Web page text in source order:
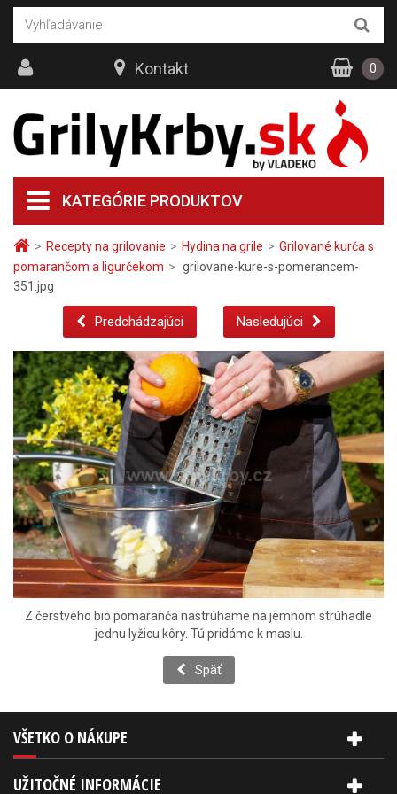
> Recepty na grilovanie > Hydina na grile > Grilované kurča s
pomarančom a ligurčekom > grilovane-kure-s-pomerancem-
351.jpg
Predchádzajúci Nasledujúci
Z čerstvého bio pomaranča nastrúhame na jemnom strúhadle
jednu lyžicu kôry. Tú pridáme k maslu.
Späť
KATEGÓRIE PRODUKTOV
Kontakt 0
VŠETKO O NÁKUPE
UŽITOČNÉ INFORMÁCIE